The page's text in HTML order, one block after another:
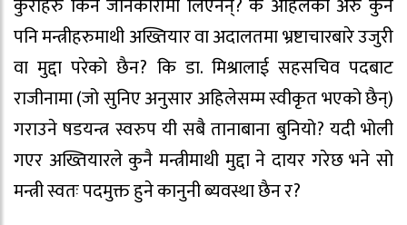
कुराहरु किन जानकारीमा लिएनन्? के अहिलेको अरु कुनै
पनि मन्त्रीहरुमाथी अख्तियार वा अदालतमा भ्रष्टाचारबारे उजुरी
वा मुद्दा परेको छैन? कि डा. मिश्रालाई सहसचिव पदबाट
राजीनामा (जो सुनिए अनुसार अहिलेसम्म स्वीकृत भएको छैन्)
गराउने षडयन्त्र स्वरुप यी सबै तानाबाना बुनियो? यदी भोली
गएर अख्तियारले कुनै मन्त्रीमाथी मुद्दा ने दायर गरेछ भने सो
मन्त्री स्वतः पदमुक्त हुने कानुनी ब्यवस्था छैन र?